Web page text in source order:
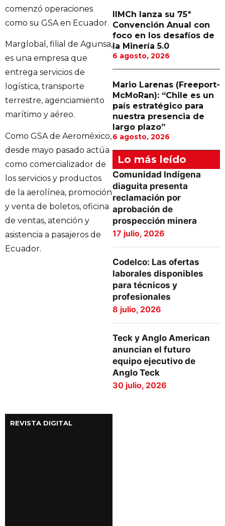
comenzó operaciones
como su GSA en Ecuador.
Marglobal, filial de Agunsa,
es una empresa que
entrega servicios de
logística, transporte
terrestre, agenciamiento
marítimo y aéreo.
Como GSA de Aeroméxico,
desde mayo pasado actúa
como comercializador de
los servicios y productos
de la aerolínea, promoción
y venta de boletos, oficina
de ventas, atención y
asistencia a pasajeros de
Ecuador.
REVISTA DIGITAL
IIMCh lanza su 75ª
Convención Anual con
foco en los desafíos de
la Minería 5.0
6 agosto, 2026
Mario Larenas (Freeport-
McMoRan): “Chile es un
país estratégico para
nuestra presencia de
largo plazo”
6 agosto, 2026
Lo más leído
Comunidad Indígena
diaguita presenta
reclamación por
aprobación de
prospección minera
17 julio, 2026
Codelco: Las ofertas
laborales disponibles
para técnicos y
profesionales
8 julio, 2026
Teck y Anglo American
anuncian el futuro
equipo ejecutivo de
Anglo Teck
30 julio, 2026